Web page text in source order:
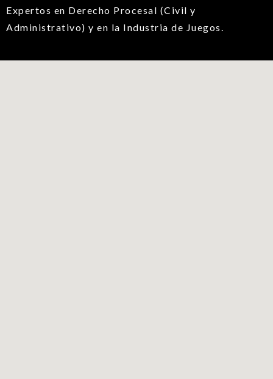
Expertos en Derecho Procesal (Civil y
Administrativo) y en la Industria de Juegos.